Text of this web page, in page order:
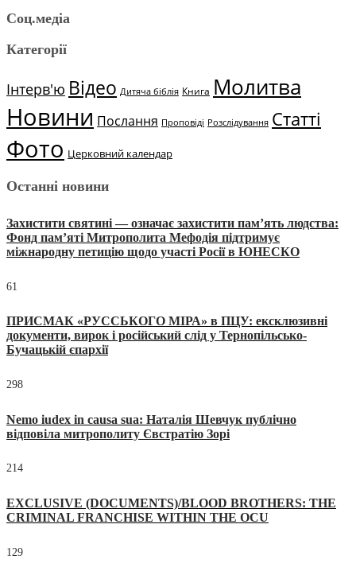
Соц.медіа
Категорії
Інтерв'ю Відео Дитяча біблія Книга Молитва
Новини Послання Проповіді Розслідування Статті
Фото Церковний календар
Останні новини
Захистити святині — означає захистити пам’ять людства:
Фонд пам’яті Митрополита Мефодія підтримує
міжнародну петицію щодо участі Росії в ЮНЕСКО
61
ПРИСМАК «РУССЬКОГО МІРА» в ПЦУ: ексклюзивні
документи, вирок і російський слід у Тернопільсько-
Бучацькій єпархії
298
Nemo iudex in causa sua: Наталія Шевчук публічно
відповіла митрополиту Євстратію Зорі
214
EXCLUSIVE (DOCUMENTS)/BLOOD BROTHERS: THE
CRIMINAL FRANCHISE WITHIN THE OCU
129